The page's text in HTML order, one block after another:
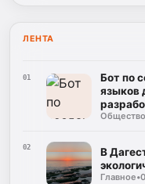
ЛЕНТА
01
Бот по
языков
Общество
02
В
Главное•